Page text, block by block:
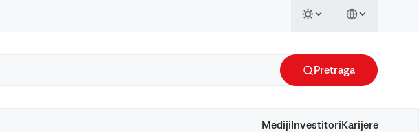
Pretraga
Mediji Investitori Karijere